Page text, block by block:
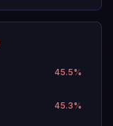
45.5%
45.3%